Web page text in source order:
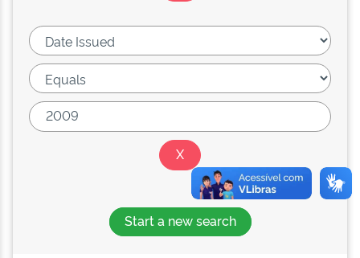
Start a new search